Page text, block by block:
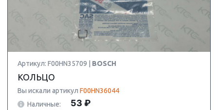
Артикул: F00HN35709 | BOSCH
КОЛЬЦО
Вы искали артикул F00HN36044
Наличные:
53 ₽